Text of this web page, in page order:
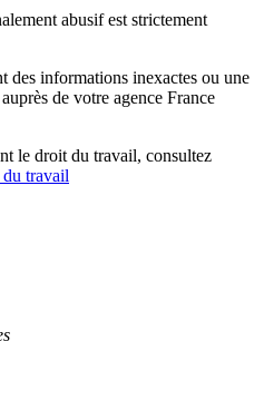
abusif est strictement
des informations inexactes ou une
de votre agence France
le droit du travail, consultez
travail